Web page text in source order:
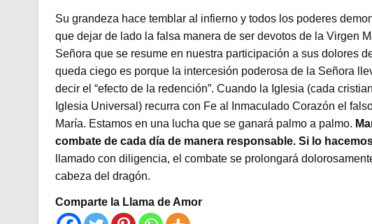
Su grandeza hace temblar al infierno y todos los poderes
que dejar de lado la falsa manera de ser devotos de la Virgen
Señora que se resume en nuestra participación a sus dolores
queda ciego es porque la intercesión poderosa de la Señora
decir el “efecto de la redención”. Cuando la Iglesia (cada
Iglesia Universal) recurra con Fe al Inmaculado Corazón el
María. Estamos en una lucha que se ganará palmo a palmo.
combate de cada día de manera responsable. Si lo
llamado con diligencia, el combate se prolongará
cabeza del dragón.
Comparte la Llama de Amor